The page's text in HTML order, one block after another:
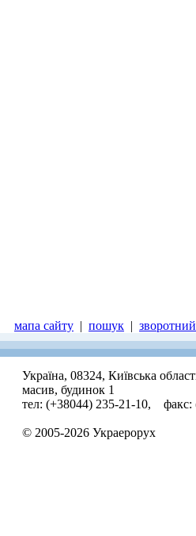
мапа сайту | пошук |
Україна, 08324, Київська
масив, будинок 1
тел: (+38044) 235-21-10, факс:
© 2005-2026 Украерорух